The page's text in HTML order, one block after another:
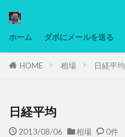
ホーム ダボにメールを送る
HOME 相場 日経平均
日経平均
2013/08/06 相場 0件
タグ
マレーシア動画